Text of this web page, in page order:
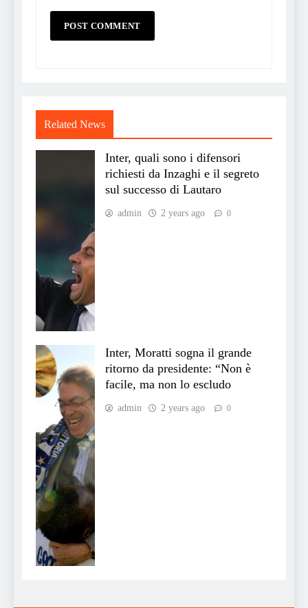
Related News
Inter, quali sono i difensori
richiesti da Inzaghi e il segreto
sul successo di Lautaro
admin 2 years ago 0
Inter, Moratti sogna il grande
ritorno da presidente: “Non è
facile, ma non lo escludo
admin 2 years ago 0